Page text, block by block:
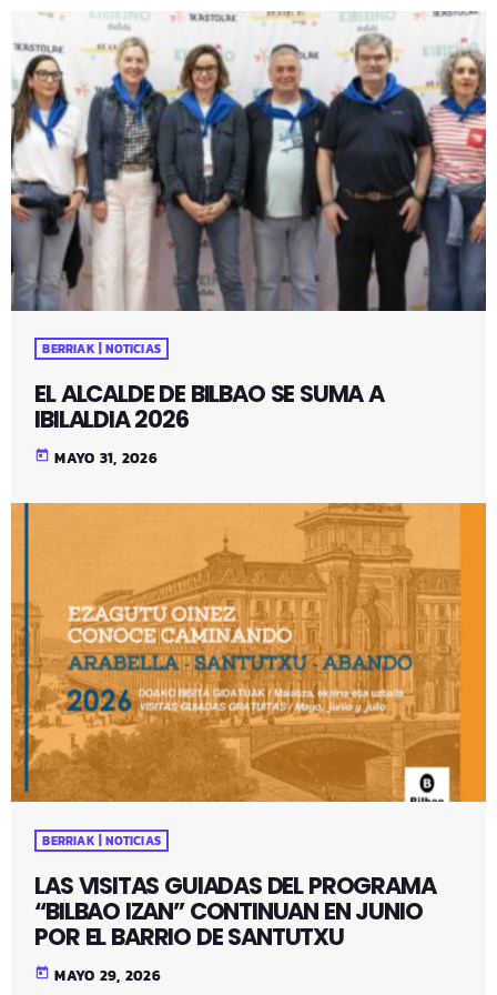
BERRIAK | NOTICIAS
EL ALCALDE DE BILBAO SE SUMA A
IBILALDIA 2026
today MAYO 31, 2026
BERRIAK | NOTICIAS
LAS VISITAS GUIADAS DEL PROGRAMA
“BILBAO IZAN” CONTINUAN EN JUNIO
POR EL BARRIO DE SANTUTXU
today MAYO 29, 2026